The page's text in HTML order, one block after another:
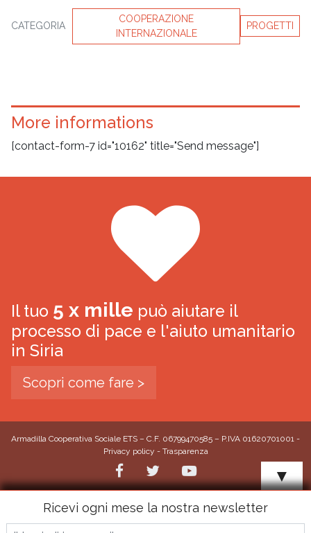
CATEGORIA
COOPERAZIONE
INTERNAZIONALE
PROGETTI
More informations
[contact-form-7 id="10162" title="Send message"]
Il tuo 5 x mille può aiutare il
processo di pace e l'aiuto umanitario
in Siria
Scopri come fare >
Armadilla Cooperativa Sociale ETS – C.F. 06799470585 – P.IVA 01620701001 -
Privacy policy - Trasparenza
▼
Ricevi ogni mese la nostra newsletter